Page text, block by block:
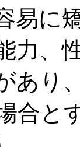
易に
力、
あり
合と